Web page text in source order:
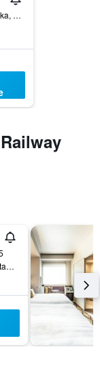
6-3-5, Nishitenma, Osaka, Japan
5-3-68 Nakanoshima, Kita-Ku, Osaka, Japan